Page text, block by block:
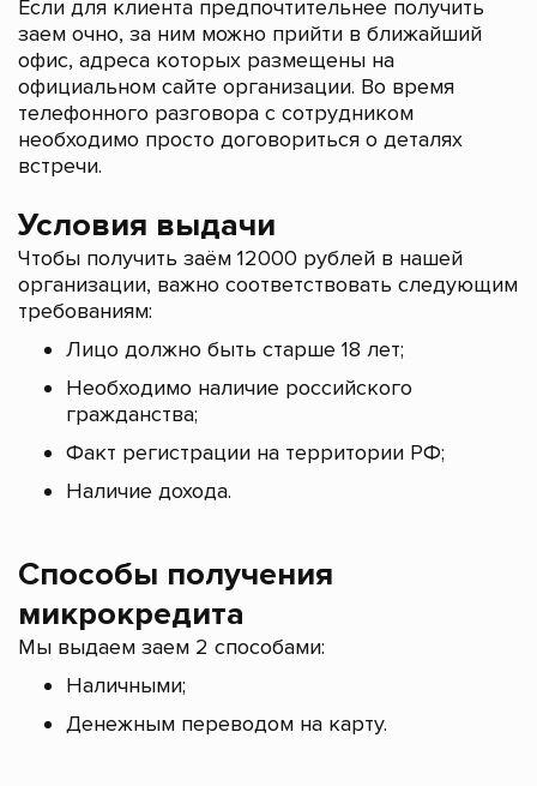
Если для клиента предпочтительнее получить
заем очно, за ним можно прийти в ближайший
офис, адреса которых размещены на
официальном сайте организации. Во время
телефонного разговора с сотрудником
необходимо просто договориться о деталях
встречи.
Условия выдачи
Чтобы получить заём 12000 рублей в нашей
организации, важно соответствовать следующим
требованиям:
Лицо должно быть старше 18 лет;
Необходимо наличие российского
гражданства;
Факт регистрации на территории РФ;
Наличие дохода.
Способы получения
микрокредита
Мы выдаем заем 2 способами:
Наличными;
Денежным переводом на карту.